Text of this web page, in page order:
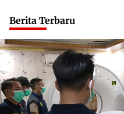
Berita Terbaru